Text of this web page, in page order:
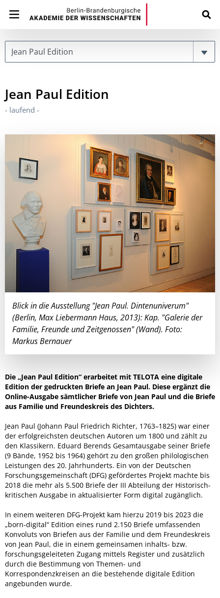
Page
Jean Paul Edition
- laufend -
Blick in die Ausstellung "Jean Paul. Dintenuniverum"
(Berlin, Max Liebermann Haus, 2013): Kap. "Galerie der
Familie, Freunde und Zeitgenossen" (Wand). Foto:
Markus Bernauer
Die „Jean Paul Edition“ erarbeitet mit TELOTA eine digitale
Edition der gedruckten Briefe an Jean Paul. Diese ergänzt die
Online-Ausgabe sämtlicher Briefe von Jean Paul und die Briefe
aus Familie und Freundeskreis des Dichters.
Jean Paul (Johann Paul Friedrich Richter, 1763–1825) war einer
der erfolgreichsten deutschen Autoren um 1800 und zählt zu
den Klassikern. Eduard Berends Gesamtausgabe seiner Briefe
(9 Bände, 1952 bis 1964) gehört zu den großen philologischen
Leistungen des 20. Jahrhunderts. Ein von der Deutschen
Forschungsgemeinschaft (DFG) gefördertes Projekt machte bis
2018 die mehr als 5.500 Briefe der III Abteilung der Historisch-
kritischen Ausgabe in aktualisierter Form digital zugänglich.
In einem weiteren DFG-Projekt kam hierzu 2019 bis 2023 die
„born-digital“ Edition eines rund 2.150 Briefe umfassenden
Konvoluts von Briefen aus der Familie und dem Freundeskreis
von Jean Paul, die in einem gemeinsamen inhalts- bzw.
forschungsgeleiteten Zugang mittels Register und zusätzlich
durch die Bestimmung von Themen- und
Korrespondenzkreisen an die bestehende digitale Edition
angebunden wurde.